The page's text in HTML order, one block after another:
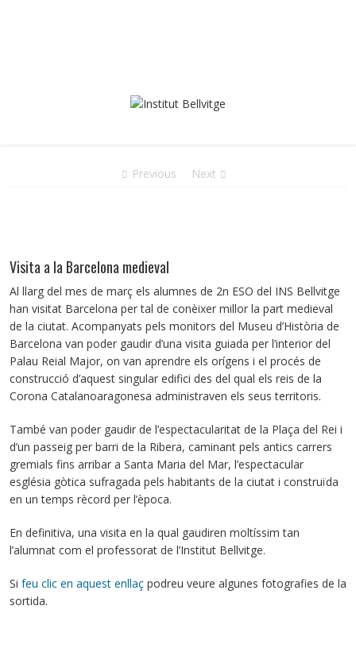
Previous Next
Visita a la Barcelona medieval
Al llarg del mes de març els alumnes de 2n ESO del INS Bellvitge
han visitat Barcelona per tal de conèixer millor la part medieval
de la ciutat. Acompanyats pels monitors del Museu d’Història de
Barcelona van poder gaudir d’una visita guiada per l’interior del
Palau Reial Major, on van aprendre els orígens i el procés de
construcció d’aquest singular edifici des del qual els reis de la
Corona Catalanoaragonesa administraven els seus territoris.
També van poder gaudir de l’espectacularitat de la Plaça del Rei i
d’un passeig per barri de la Ribera, caminant pels antics carrers
gremials fins arribar a Santa Maria del Mar, l’espectacular
església gòtica sufragada pels habitants de la ciutat i construïda
en un temps rècord per l’època.
En definitiva, una visita en la qual gaudiren moltíssim tan
l’alumnat com el professorat de l’Institut Bellvitge.
Si feu clic en aquest enllaç podreu veure algunes fotografies de la
sortida.